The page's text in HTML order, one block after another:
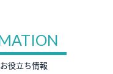
役立ち情報